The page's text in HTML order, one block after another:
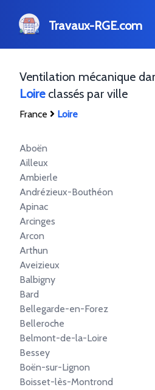
Travaux-RGE.com
Ventilation mécanique
Loireclassés par ville
France Loire
Aboën
Ailleux
Ambierle
Andrézieux-Bouthéon
Apinac
Arcinges
Arcon
Arthun
Aveizieux
Balbigny
Bard
Bellegarde-en-Forez
Belleroche
Belmont-de-la-Loire
Bessey
Boën-sur-Lignon
Boisset-lès-Montrond